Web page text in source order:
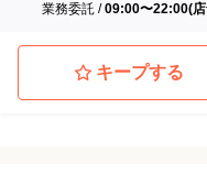
業務委託 /09:00〜22:00(
キープする